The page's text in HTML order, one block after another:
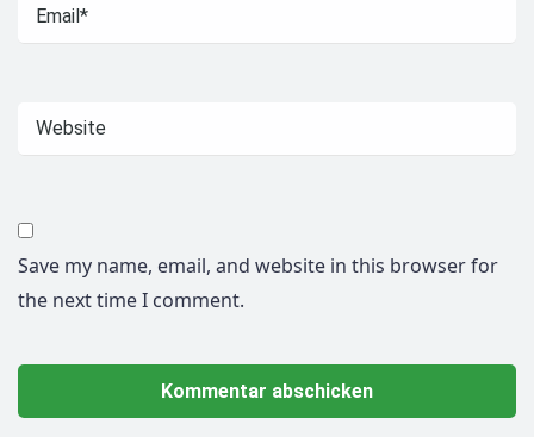
Save my name, email, and website in this browser for
the next time I comment.